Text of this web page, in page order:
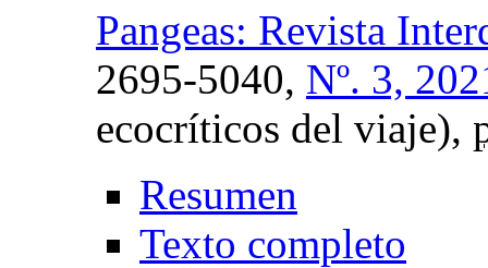
Pangeas: Revista
2695-5040, Nº. 3,
ecocríticos del viaje),
Resumen
Texto completo